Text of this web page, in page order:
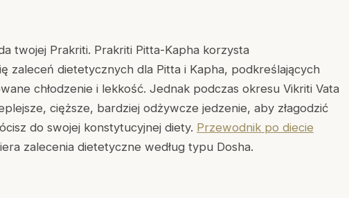
twojej Prakriti. Prakriti Pitta-Kapha korzysta
zaleceń dietetycznych dla Pitta i Kapha, podkreślających
chłodzenie i lekkość. Jednak podczas okresu Vikriti Vata
cięższe, bardziej odżywcze jedzenie, aby złagodzić
do swojej konstytucyjnej diety. Przewodnik po diecie
zalecenia dietetyczne według typu Dosha.